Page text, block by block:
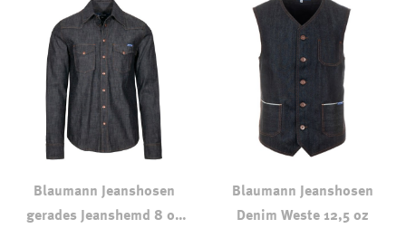
Blaumann Jeanshosen
gerades Jeanshemd 8 oz
Blaumann Jeanshosen
Denim Weste 12,5 oz